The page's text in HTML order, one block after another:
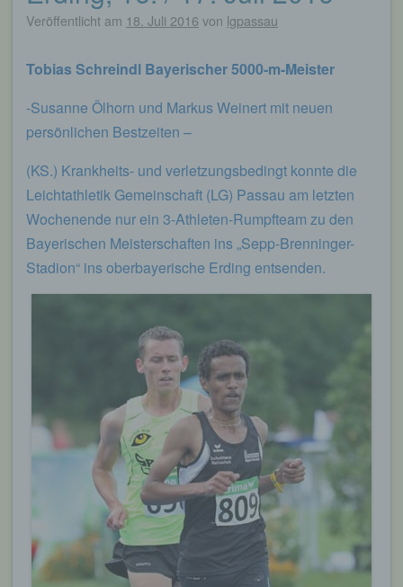
Veröffentlicht am 18. Juli 2016 von lgpassau
Tobias Schreindl Bayerischer 5000-m-Meister
-Susanne Ölhorn und Markus Weinert mit neuen
persönlichen Bestzeiten –
(KS.) Krankheits- und verletzungsbedingt konnte die
Leichtathletik Gemeinschaft (LG) Passau am letzten
Wochenende nur ein 3-Athleten-Rumpfteam zu den
Bayerischen Meisterschaften ins „Sepp-Brenninger-
Stadion“ ins oberbayerische Erding entsenden.